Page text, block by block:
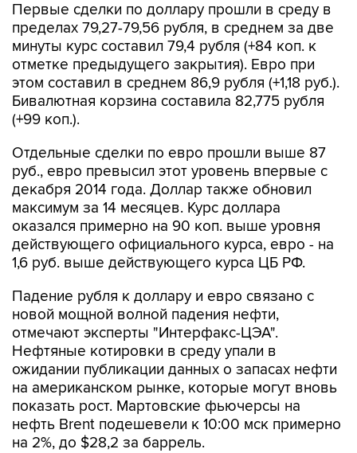
Первые сделки по доллару прошли в среду в
пределах 79,27-79,56 рубля, в среднем за две
минуты курс составил 79,4 рубля (+84 коп. к
отметке предыдущего закрытия). Евро при
этом составил в среднем 86,9 рубля (+1,18 руб.).
Бивалютная корзина составила 82,775 рубля
(+99 коп.).
Отдельные сделки по евро прошли выше 87
руб., евро превысил этот уровень впервые с
декабря 2014 года. Доллар также обновил
максимум за 14 месяцев. Курс доллара
оказался примерно на 90 коп. выше уровня
действующего официального курса, евро - на
1,6 руб. выше действующего курса ЦБ РФ.
Падение рубля к доллару и евро связано с
новой мощной волной падения нефти,
отмечают эксперты "Интерфакс-ЦЭА".
Нефтяные котировки в среду упали в
ожидании публикации данных о запасах нефти
на американском рынке, которые могут вновь
показать рост. Мартовские фьючерсы на
нефть Brent подешевели к 10:00 мск примерно
на 2%, до $28,2 за баррель.